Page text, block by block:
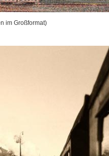
Großformat)